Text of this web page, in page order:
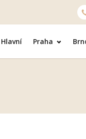
Hlavní Praha